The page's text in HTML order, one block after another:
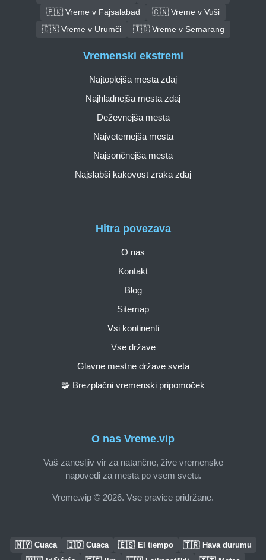
🇵🇰 Vreme v Fajsalabad
🇨🇳 Vreme v Vuši
🇨🇳 Vreme v Urumči
🇮🇩 Vreme v Semarang
O nas Vreme.vip
Vaš zanesljiv vir za natančne, žive vremenske
napovedi za mesta po vsem svetu.
Vreme.vip © 2026. Vse pravice pridržane.
Hitra povezava
O nas
Kontakt
Blog
Sitemap
Vsi kontinenti
Vse države
Glavne mestne države sveta
🧩 Brezplačni vremenski pripomoček
Vremenski ekstremi
Najtoplejša mesta zdaj
Najhladnejša mesta zdaj
Deževnejša mesta
Najveternejša mesta
Najsončnejša mesta
Najslabši kakovost zraka zdaj
🇲🇾 Cuaca 🇮🇩 Cuaca 🇪🇸 El tiempo 🇹🇷 Hava durumu